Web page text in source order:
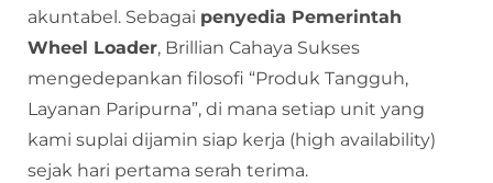
akuntabel. Sebagai penyedia Pemerintah
Wheel Loader, Brillian Cahaya Sukses
mengedepankan filosofi “Produk Tangguh,
Layanan Paripurna”, di mana setiap unit yang
kami suplai dijamin siap kerja (high availability)
sejak hari pertama serah terima.